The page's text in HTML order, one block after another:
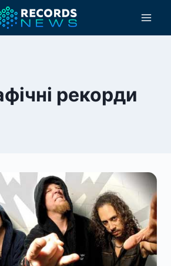
рекорди